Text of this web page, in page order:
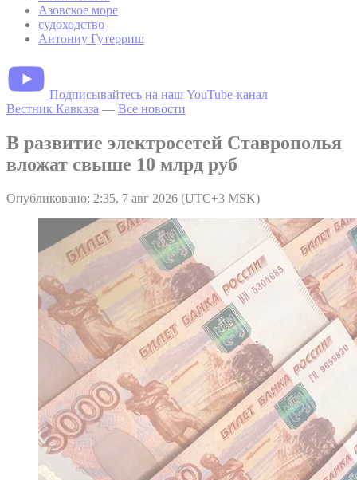
Азовское море
судоходство
Антониу Гутерриш
Подписывайтесь на наш YouTube-канал
Вестник Кавказа — Все новости
В развитие электросетей Ставрополья
вложат свыше 10 млрд руб
Опубликовано: 2:35, 7 авг 2026 (UTC+3 MSK)